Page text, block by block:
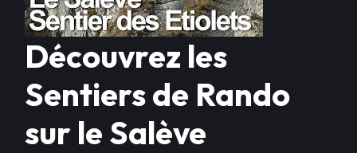
Découvrez les
Sentiers de Rando
sur le Salève